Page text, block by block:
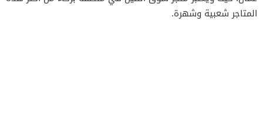
المتاجر شعبية وشهرة.